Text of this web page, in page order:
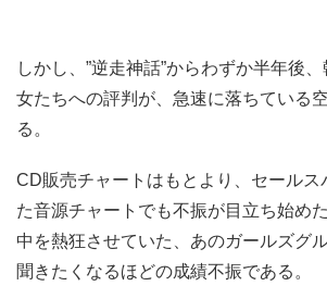
しかし、”逆走神話”からわずか半年後
女たちへの評判が、急速に落ちている
る。
CD販売チャートはもとより、セールス
た音源チャートでも不振が目立ち始め
中を熱狂させていた、あのガールズグ
聞きたくなるほどの成績不振である。